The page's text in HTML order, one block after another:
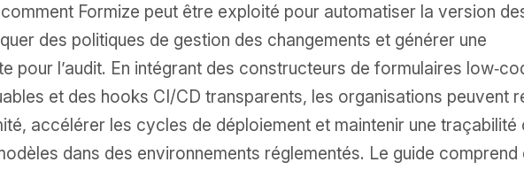
Formize peut être exploité pour automatiser la version
des politiques de gestion des changements et générer une
pour l’audit. En intégrant des constructeurs de formulaires
et des hooks CI/CD transparents, les organisations peuvent
accélérer les cycles de déploiement et maintenir une traçabilité
dans des environnements réglementés. Le guide comprend